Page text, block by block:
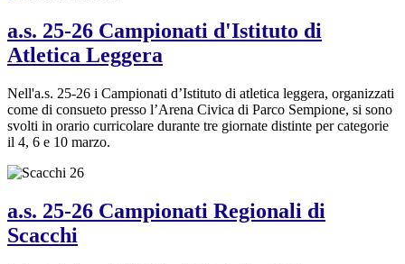
a.s. 25-26 Campionati d'Istituto di
Atletica Leggera
Nell'a.s. 25-26 i Campionati d’Istituto di atletica leggera, organizzati
come di consueto presso l’Arena Civica di Parco Sempione, si sono
svolti in orario curricolare durante tre giornate distinte per categorie
il 4, 6 e 10 marzo.
a.s. 25-26 Campionati Regionali di
Scacchi